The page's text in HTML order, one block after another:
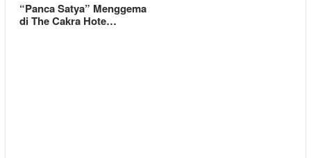
“Panca Satya” Menggema
di The Cakra Hote…